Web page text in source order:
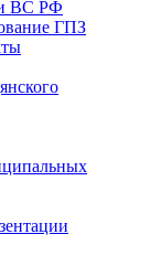
ВС РФ
ГПЗ